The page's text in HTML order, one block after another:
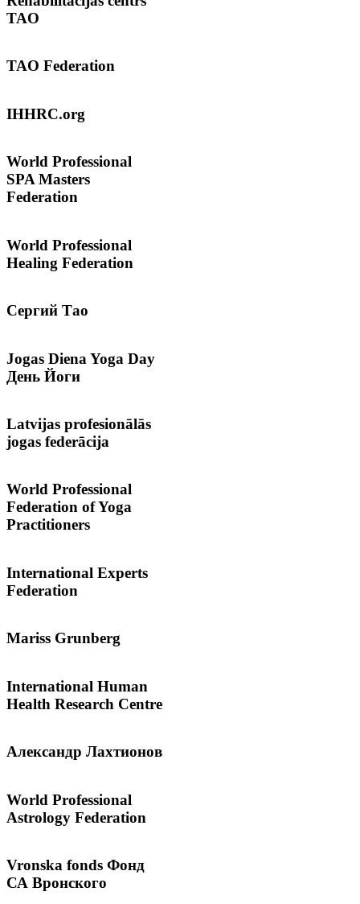
TAO
TAO Federation
IHHRC.org
World Professional
SPA Masters
Federation
World Professional
Healing Federation
Сергий Тао
Jogas Diena Yoga Day
День Йоги
Latvijas profesionālās
jogas federācija
World Professional
Federation of Yoga
Practitioners
International Experts
Federation
Mariss Grunberg
International Human
Health Research Centre
Александр Лахтионов
World Professional
Astrology Federation
Vronska fonds Фонд
СА Вронского